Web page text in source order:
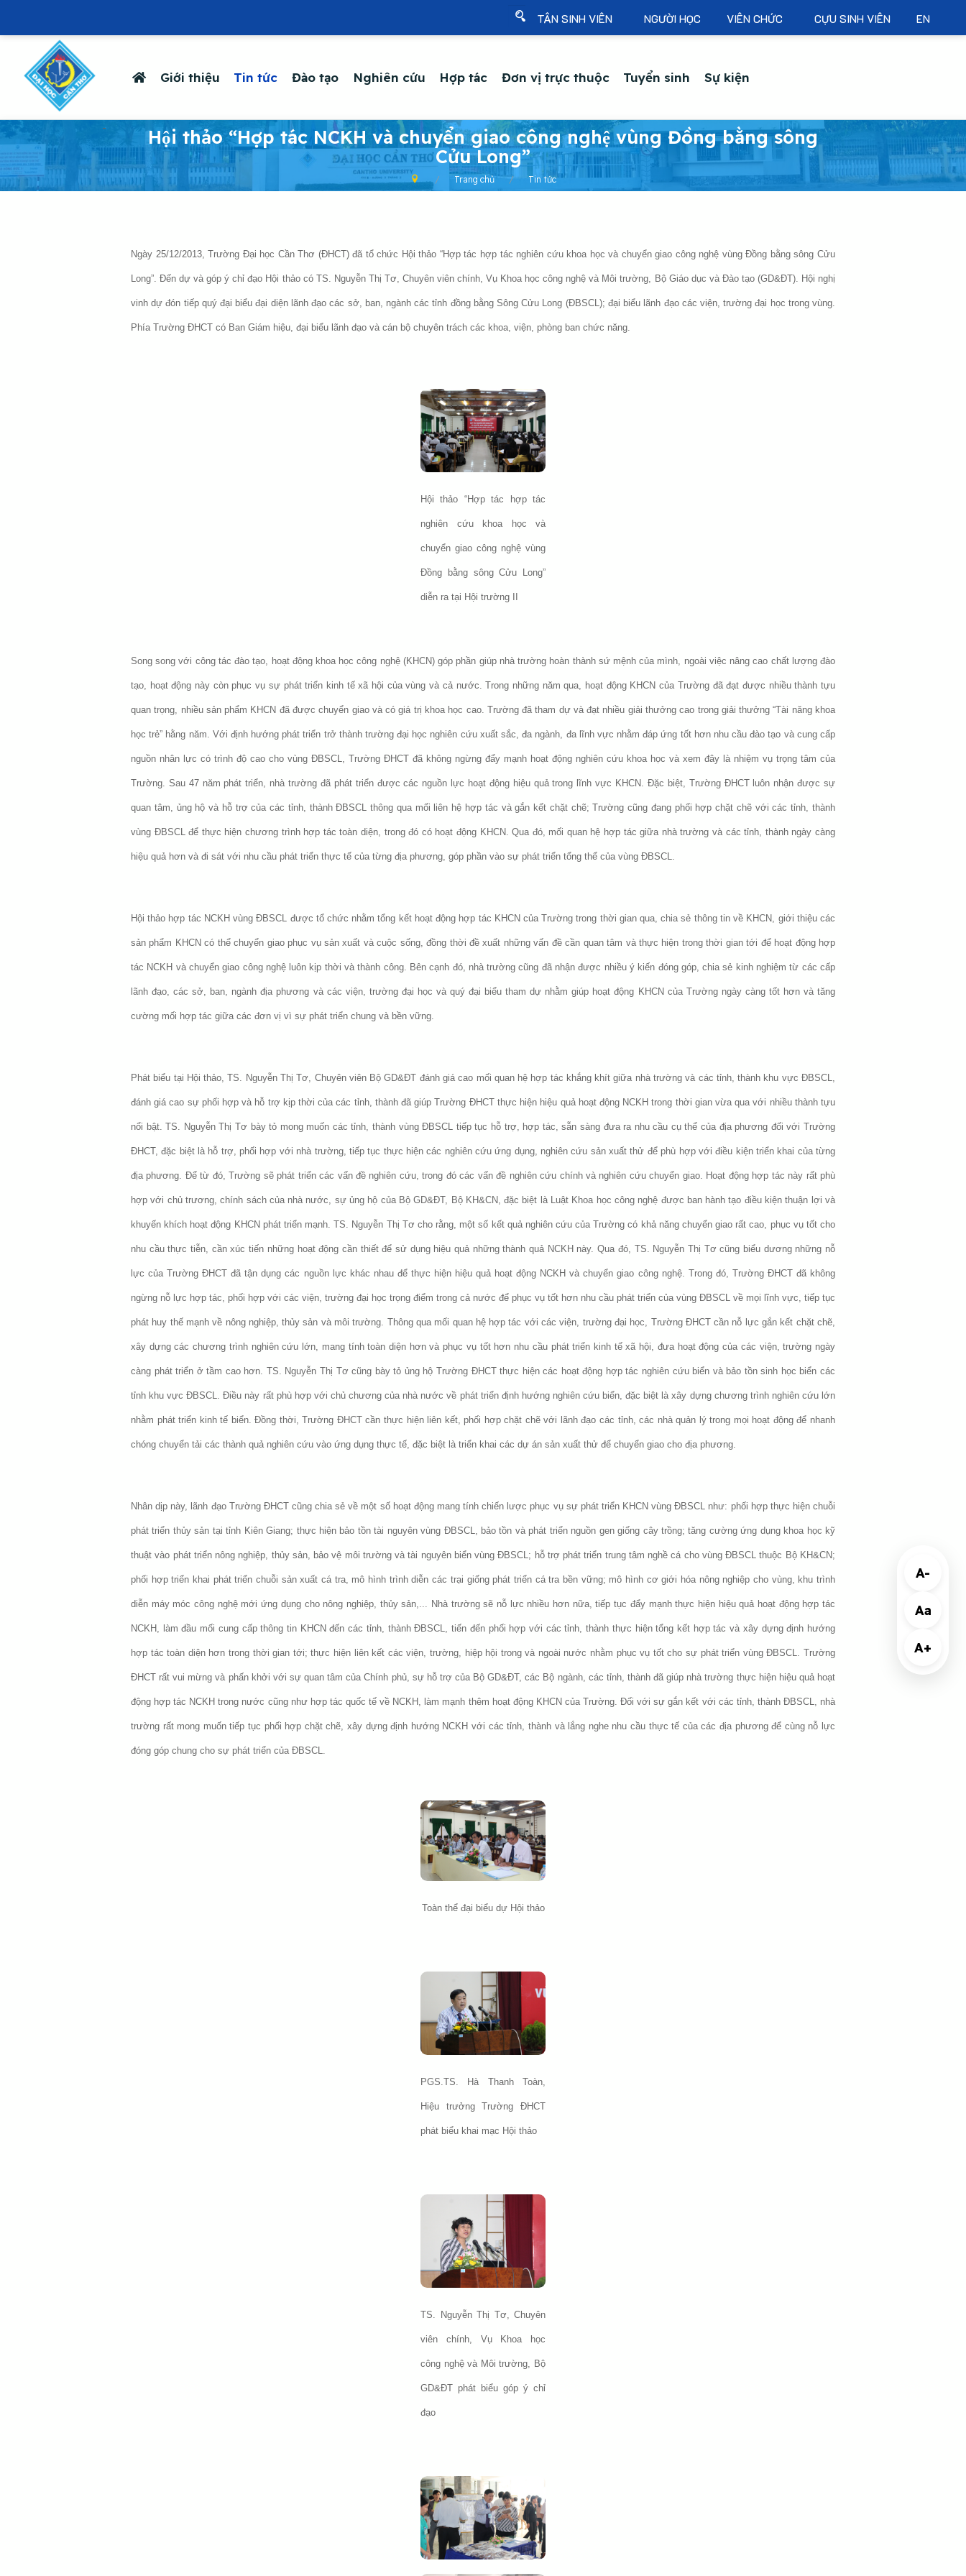
A-
Aa
A+
TÂN SINH VIÊN NGƯỜI HỌC VIÊN CHỨC CỰU SINH VIÊN EN
Giới thiệu Tin tức Đào tạo Nghiên cứu Hợp tác Đơn vị trực thuộc Tuyển sinh Sự kiện
-
Hội thảo “Hợp tác NCKH và chuyển giao công nghệ vùng Đồng bằng sông
Cửu Long”
Trang chủ Tin tức
Ngày 25/12/2013, Trường Đại học Cần Thơ (ĐHCT) đã tổ chức Hội thảo “Hợp tác hợp tác nghiên cứu khoa học và chuyển giao công nghệ vùng Đồng bằng sông Cửu
Long”. Đến dự và góp ý chỉ đạo Hội thảo có TS. Nguyễn Thị Tơ, Chuyên viên chính, Vụ Khoa học công nghệ và Môi trường, Bộ Giáo dục và Đào tạo (GD&ĐT). Hội nghị
vinh dự đón tiếp quý đại biểu đại diện lãnh đạo các sở, ban, ngành các tỉnh đồng bằng Sông Cửu Long (ĐBSCL); đại biểu lãnh đạo các viện, trường đại học trong vùng.
Phía Trường ĐHCT có Ban Giám hiệu, đại biểu lãnh đạo và cán bộ chuyên trách các khoa, viện, phòng ban chức năng.
Hội thảo “Hợp tác hợp tác
nghiên cứu khoa học và
chuyển giao công nghệ vùng
Đồng bằng sông Cửu Long”
diễn ra tại Hội trường II
Song song với công tác đào tạo, hoạt động khoa học công nghệ (KHCN) góp phần giúp nhà trường hoàn thành sứ mệnh của mình, ngoài việc nâng cao chất lượng đào
tạo, hoạt động này còn phục vụ sự phát triển kinh tế xã hội của vùng và cả nước. Trong những năm qua, hoạt động KHCN của Trường đã đạt được nhiều thành tựu
quan trọng, nhiều sản phẩm KHCN đã được chuyển giao và có giá trị khoa học cao. Trường đã tham dự và đạt nhiều giải thưởng cao trong giải thưởng “Tài năng khoa
học trẻ” hằng năm. Với định hướng phát triển trở thành trường đại học nghiên cứu xuất sắc, đa ngành, đa lĩnh vực nhằm đáp ứng tốt hơn nhu cầu đào tạo và cung cấp
nguồn nhân lực có trình độ cao cho vùng ĐBSCL, Trường ĐHCT đã không ngừng đẩy mạnh hoạt động nghiên cứu khoa học và xem đây là nhiệm vụ trọng tâm của
Trường. Sau 47 năm phát triển, nhà trường đã phát triển được các nguồn lực hoạt động hiệu quả trong lĩnh vực KHCN. Đặc biệt, Trường ĐHCT luôn nhận được sự
quan tâm, ủng hộ và hỗ trợ của các tỉnh, thành ĐBSCL thông qua mối liên hệ hợp tác và gắn kết chặt chẽ; Trường cũng đang phối hợp chặt chẽ với các tỉnh, thành
vùng ĐBSCL để thực hiện chương trình hợp tác toàn diện, trong đó có hoạt động KHCN. Qua đó, mối quan hệ hợp tác giữa nhà trường và các tỉnh, thành ngày càng
hiệu quả hơn và đi sát với nhu cầu phát triển thực tế của từng địa phương, góp phần vào sự phát triển tổng thể của vùng ĐBSCL.
Hội thảo hợp tác NCKH vùng ĐBSCL được tổ chức nhằm tổng kết hoạt động hợp tác KHCN của Trường trong thời gian qua, chia sẻ thông tin về KHCN, giới thiệu các
sản phẩm KHCN có thể chuyển giao phục vụ sản xuất và cuộc sống, đồng thời đề xuất những vấn đề cần quan tâm và thực hiện trong thời gian tới để hoạt động hợp
tác NCKH và chuyển giao công nghệ luôn kịp thời và thành công. Bên cạnh đó, nhà trường cũng đã nhận được nhiều ý kiến đóng góp, chia sẻ kinh nghiệm từ các cấp
lãnh đạo, các sở, ban, ngành địa phương và các viện, trường đại học và quý đại biểu tham dự nhằm giúp hoạt động KHCN của Trường ngày càng tốt hơn và tăng
cường mối hợp tác giữa các đơn vị vì sự phát triển chung và bền vững.
Phát biểu tại Hội thảo, TS. Nguyễn Thị Tơ, Chuyên viên Bộ GD&ĐT đánh giá cao mối quan hệ hợp tác khắng khít giữa nhà trường và các tỉnh, thành khu vực ĐBSCL,
đánh giá cao sự phối hợp và hỗ trợ kịp thời của các tỉnh, thành đã giúp Trường ĐHCT thực hiện hiệu quả hoạt động NCKH trong thời gian vừa qua với nhiều thành tựu
nổi bật. TS. Nguyễn Thị Tơ bày tỏ mong muốn các tỉnh, thành vùng ĐBSCL tiếp tục hỗ trợ, hợp tác, sẵn sàng đưa ra nhu cầu cụ thể của địa phương đối với Trường
ĐHCT, đặc biệt là hỗ trợ, phối hợp với nhà trường, tiếp tục thực hiện các nghiên cứu ứng dụng, nghiên cứu sản xuất thử để phù hợp với điều kiện triển khai của từng
địa phương. Để từ đó, Trường sẽ phát triển các vấn đề nghiên cứu, trong đó các vấn đề nghiên cứu chính và nghiên cứu chuyển giao. Hoạt động hợp tác này rất phù
hợp với chủ trương, chính sách của nhà nước, sự ủng hộ của Bộ GD&ĐT, Bộ KH&CN, đặc biệt là Luật Khoa học công nghệ được ban hành tạo điều kiện thuận lợi và
khuyến khích hoạt động KHCN phát triển mạnh. TS. Nguyễn Thị Tơ cho rằng, một số kết quả nghiên cứu của Trường có khả năng chuyển giao rất cao, phục vụ tốt cho
nhu cầu thực tiễn, cần xúc tiến những hoạt động cần thiết để sử dụng hiệu quả những thành quả NCKH này. Qua đó, TS. Nguyễn Thị Tơ cũng biểu dương những nỗ
lực của Trường ĐHCT đã tận dụng các nguồn lực khác nhau để thực hiện hiệu quả hoạt động NCKH và chuyển giao công nghệ. Trong đó, Trường ĐHCT đã không
ngừng nỗ lực hợp tác, phối hợp với các viện, trường đại học trọng điểm trong cả nước để phục vụ tốt hơn nhu cầu phát triển của vùng ĐBSCL về mọi lĩnh vực, tiếp tục
phát huy thế mạnh về nông nghiệp, thủy sản và môi trường. Thông qua mối quan hệ hợp tác với các viện, trường đại học, Trường ĐHCT cần nỗ lực gắn kết chặt chẽ,
xây dựng các chương trình nghiên cứu lớn, mang tính toàn diện hơn và phục vụ tốt hơn nhu cầu phát triển kinh tế xã hội, đưa hoạt động của các viện, trường ngày
càng phát triển ở tầm cao hơn. TS. Nguyễn Thị Tơ cũng bày tỏ ủng hộ Trường ĐHCT thực hiện các hoạt động hợp tác nghiên cứu biển và bảo tồn sinh học biển các
tỉnh khu vực ĐBSCL. Điều này rất phù hợp với chủ chương của nhà nước về phát triển định hướng nghiên cứu biển, đặc biệt là xây dựng chương trình nghiên cứu lớn
nhằm phát triển kinh tế biển. Đồng thời, Trường ĐHCT cần thực hiện liên kết, phối hợp chặt chẽ với lãnh đạo các tỉnh, các nhà quản lý trong mọi hoạt động để nhanh
chóng chuyển tải các thành quả nghiên cứu vào ứng dụng thực tế, đặc biệt là triển khai các dự án sản xuất thử để chuyển giao cho địa phương.
Nhân dịp này, lãnh đạo Trường ĐHCT cũng chia sẻ về một số hoạt động mang tính chiến lược phục vụ sự phát triển KHCN vùng ĐBSCL như: phối hợp thực hiện chuỗi
phát triển thủy sản tại tỉnh Kiên Giang; thực hiện bảo tồn tài nguyên vùng ĐBSCL, bảo tồn và phát triển nguồn gen giống cây trồng; tăng cường ứng dụng khoa học kỹ
thuật vào phát triển nông nghiệp, thủy sản, bảo vệ môi trường và tài nguyên biển vùng ĐBSCL; hỗ trợ phát triển trung tâm nghề cá cho vùng ĐBSCL thuộc Bộ KH&CN;
phối hợp triển khai phát triển chuỗi sản xuất cá tra, mô hình trình diễn các trại giống phát triển cá tra bền vững; mô hình cơ giới hóa nông nghiệp cho vùng, khu trình
diễn máy móc công nghệ mới ứng dụng cho nông nghiệp, thủy sản,... Nhà trường sẽ nỗ lực nhiều hơn nữa, tiếp tục đẩy mạnh thực hiện hiệu quả hoạt động hợp tác
NCKH, làm đầu mối cung cấp thông tin KHCN đến các tỉnh, thành ĐBSCL, tiến đến phối hợp với các tỉnh, thành thực hiện tổng kết hợp tác và xây dựng định hướng
hợp tác toàn diện hơn trong thời gian tới; thực hiện liên kết các viện, trường, hiệp hội trong và ngoài nước nhằm phục vụ tốt cho sự phát triển vùng ĐBSCL. Trường
ĐHCT rất vui mừng và phấn khởi với sự quan tâm của Chính phủ, sự hỗ trợ của Bộ GD&ĐT, các Bộ ngành, các tỉnh, thành đã giúp nhà trường thực hiện hiệu quả hoạt
động hợp tác NCKH trong nước cũng như hợp tác quốc tế về NCKH, làm mạnh thêm hoạt động KHCN của Trường. Đối với sự gắn kết với các tỉnh, thành ĐBSCL, nhà
trường rất mong muốn tiếp tục phối hợp chặt chẽ, xây dựng định hướng NCKH với các tỉnh, thành và lắng nghe nhu cầu thực tế của các địa phương để cùng nỗ lực
đóng góp chung cho sự phát triển của ĐBSCL.
Toàn thể đại biểu dự Hội thảo
PGS.TS. Hà Thanh Toàn,
Hiệu trưởng Trường ĐHCT
phát biểu khai mạc Hội thảo
TS. Nguyễn Thị Tơ, Chuyên
viên chính, Vụ Khoa học
công nghệ và Môi trường, Bộ
GD&ĐT phát biểu góp ý chỉ
đạo